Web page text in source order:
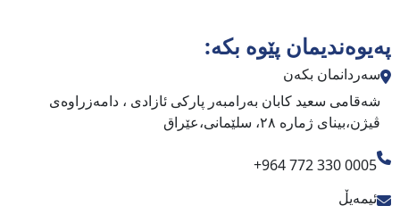
پەیوەندیمان پێوە بکە:
سەردانمان بکەن
شەقامی سعید کابان بەرامبەر پارکی ئازادی ، دامەزراوەی
ڤیژن،بینای ژمارە ٢٨، سلێمانی،عێراق
+964 772 330 0005
ئیمەیڵ